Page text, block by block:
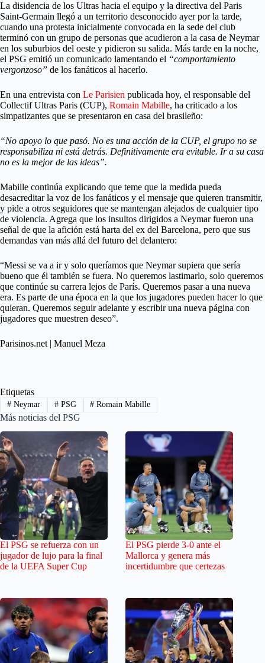
La disidencia de los Ultras hacia el equipo y la directiva del Paris
Saint-Germain llegó a un territorio desconocido ayer por la tarde,
cuando una protesta inicialmente convocada en la sede del club
terminó con un grupo de personas que acudieron a la casa de Neymar
en los suburbios del oeste y pidieron su salida. Más tarde en la noche,
el PSG emitió un comunicado lamentando el “comportamiento
vergonzoso” de los fanáticos al hacerlo.
En una entrevista con Le Parisien publicada hoy, el responsable del
Collectif Ultras Paris (CUP), Romain Mabille, ha criticado a los
simpatizantes que se presentaron en casa del brasileño:
“No apoyo lo que pasó. No es una acción de la CUP, el grupo no se
responsabiliza ni está detrás. Definitivamente era evitable. Ir a su casa
no es la mejor de las ideas”.
Mabille continúa explicando que teme que la medida pueda
desacreditar la voz de los fanáticos y el mensaje que quieren transmitir,
y pide a otros seguidores que se mantengan alejados de cualquier tipo
de violencia. Agrega que los insultos dirigidos a Neymar fueron una
señal de que la afición está harta del ex del Barcelona, pero que sus
demandas van más allá del futuro del delantero:
“Messi se va a ir y solo queríamos que Neymar supiera que sería
bueno que él también se fuera. No queremos lastimarlo, solo queremos
que continúe su carrera lejos de París. Queremos pasar a una nueva
era. Es parte de una época en la que los jugadores pueden hacer lo que
quieran. Queremos seguir adelante y escribir una nueva página con
jugadores que muestren deseo”.
Parisinos.net | Manuel Meza
Etiquetas
#Neymar #PSG # Romain Mabille
Más noticias del PSG
El PSG se refuerza con un
jugador de lujo para la final
de la UEFA Super Cup
El PSG pierde 3-0 ante el
Mallorca y genera más
incertidumbre que certezas